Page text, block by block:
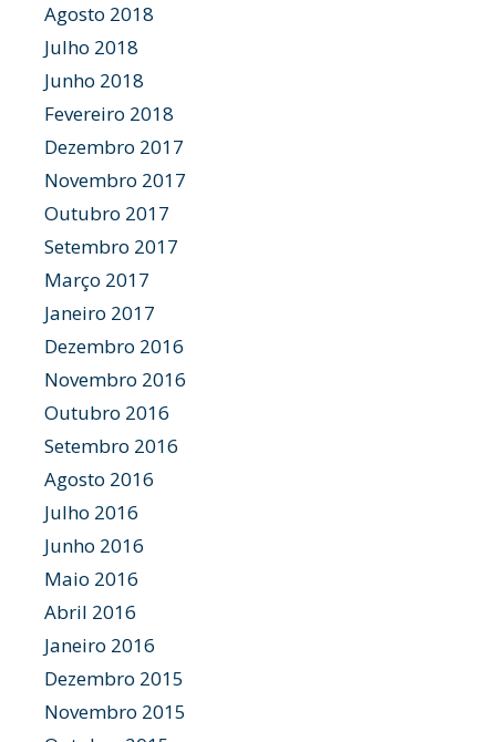
Agosto 2018
Julho 2018
Junho 2018
Fevereiro 2018
Dezembro 2017
Novembro 2017
Outubro 2017
Setembro 2017
Março 2017
Janeiro 2017
Dezembro 2016
Novembro 2016
Outubro 2016
Setembro 2016
Agosto 2016
Julho 2016
Junho 2016
Maio 2016
Abril 2016
Janeiro 2016
Dezembro 2015
Novembro 2015